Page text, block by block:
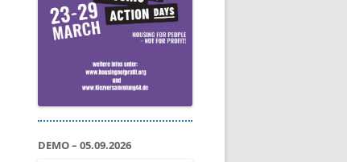
DEMO – 05.09.2026